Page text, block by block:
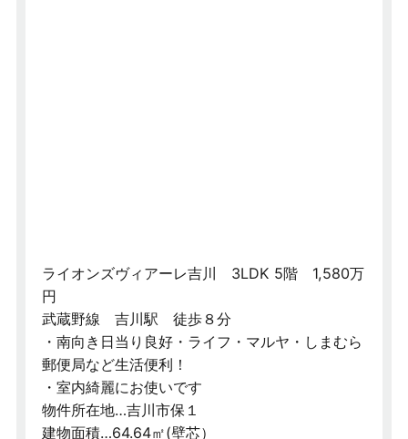
ライオンズヴィアーレ吉川 3LDK 5階 1,580万
円
武蔵野線 吉川駅 徒歩８分
・南向き日当り良好・ライフ・マルヤ・しまむら
郵便局など生活便利！
・室内綺麗にお使いです
物件所在地…吉川市保１
建物面積…64.64㎡(壁芯）